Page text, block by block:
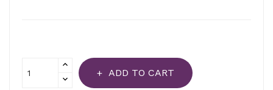
ADD TO CART